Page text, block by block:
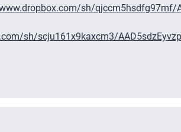
sh/qjccm5hsdfg97mf/
sh/scju161x9kaxcm3/